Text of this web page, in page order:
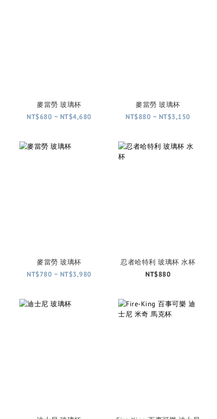
麥當勞 玻璃杯
NT$680 ~ NT$4,680
麥當勞 玻璃杯
NT$880 ~ NT$3,150
麥當勞 玻璃杯
NT$780 ~ NT$3,980
忍者哈特利 玻璃杯 水杯
NT$880